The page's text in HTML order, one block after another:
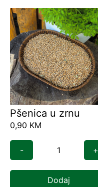
Pšenica u zrnu
0,90 KM
- +
Dodaj